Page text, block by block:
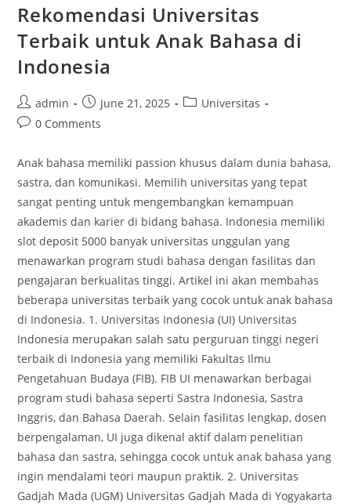
Rekomendasi Universitas
Terbaik untuk Anak Bahasa di
Indonesia
Post
author:
admin
Post
published:
June 21, 2025
PostUniversitas
Post0 Comments
Anak bahasa memiliki passion khusus dalam dunia bahasa,
sastra, dan komunikasi. Memilih universitas yang tepat
sangat penting untuk mengembangkan kemampuan
akademis dan karier di bidang bahasa. Indonesia memiliki
slot deposit 5000 banyak universitas unggulan yang
menawarkan program studi bahasa dengan fasilitas dan
pengajaran berkualitas tinggi. Artikel ini akan membahas
beberapa universitas terbaik yang cocok untuk anak bahasa
di Indonesia. 1. Universitas Indonesia (UI) Universitas
Indonesia merupakan salah satu perguruan tinggi negeri
terbaik di Indonesia yang memiliki Fakultas Ilmu
Pengetahuan Budaya (FIB). FIB UI menawarkan berbagai
program studi bahasa seperti Sastra Indonesia, Sastra
Inggris, dan Bahasa Daerah. Selain fasilitas lengkap, dosen
berpengalaman, UI juga dikenal aktif dalam penelitian
bahasa dan sastra, sehingga cocok untuk anak bahasa yang
ingin mendalami teori maupun praktik. 2. Universitas
Gadjah Mada (UGM) Universitas Gadjah Mada di Yogyakarta